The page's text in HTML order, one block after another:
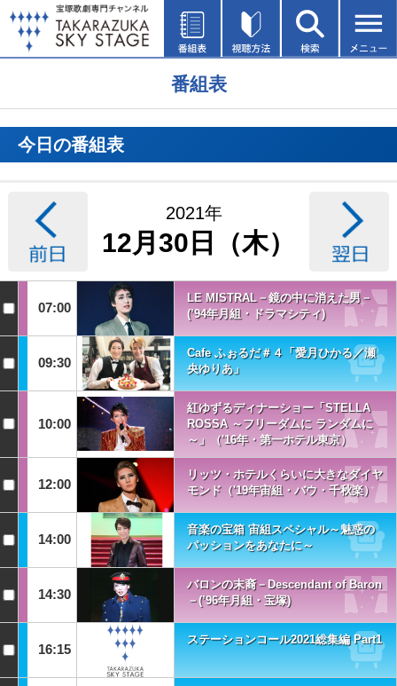
番組表
今日の番組表
2021年
12月30日（木）
07:00
LE MISTRAL－鏡の中に消えた男－
(’94年月組・ドラマシティ)
09:30
Cafe ふぉるだ＃４「愛月ひかる／瀬
央ゆりあ」
10:00
紅ゆずるディナーショー「STELLA
ROSSA ～フリーダムに ランダムに
～」（'16年・第一ホテル東京）
12:00
リッツ・ホテルくらいに大きなダイヤ
モンド（'19年宙組・バウ・千秋楽）
14:00
音楽の宝箱 宙組スペシャル～魅惑の
パッションをあなたに～
14:30
バロンの末裔－Descendant of Baron
－(’96年月組・宝塚)
16:15
ステーションコール2021総集編 Part1